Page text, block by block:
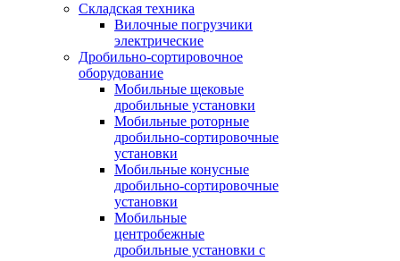
Складская техника
Вилочные погрузчики
электрические
Дробильно-сортировочное
оборудование
Мобильные щековые
дробильные установки
Мобильные роторные
дробильно-сортировочные
установки
Мобильные конусные
дробильно-сортировочные
установки
Мобильные
центробежные
дробильные установки с